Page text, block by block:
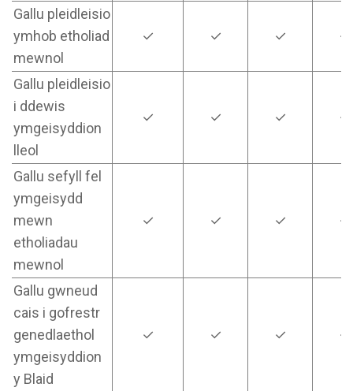
Gallu pleidleisio
ymhob etholiad
mewnol
✓ ✓ ✓ ✓
Gallu pleidleisio
i ddewis
ymgeisyddion
lleol
✓ ✓ ✓ ✓
Gallu sefyll fel
ymgeisydd
mewn
etholiadau
mewnol
✓ ✓ ✓ ✓
Gallu gwneud
cais i gofrestr
genedlaethol
ymgeisyddion
y Blaid
✓ ✓ ✓ ✓